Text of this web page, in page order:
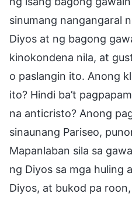
sinumang nangangaral
Diyos at ng bagong
kinokondena nila, at
o paslangin ito. Anong
ito? Hindi ba’t
na anticristo? Anong
sinaunang Pariseo,
Mapanlaban sila sa
ng Diyos sa mga huling
Diyos, at bukod pa